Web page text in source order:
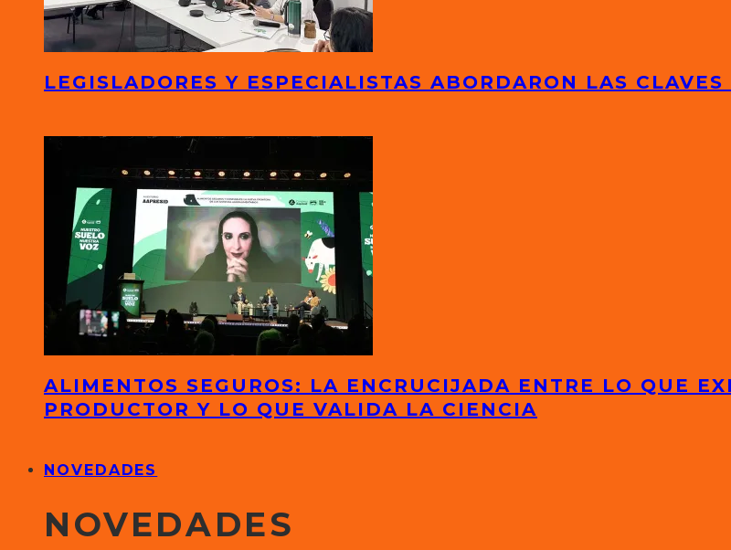
LEGISLADORES Y ESPECIALISTAS ABORDARON LAS
ALIMENTOS SEGUROS: LA ENCRUCIJADA ENTRE LO QUE
PRODUCTOR Y LO QUE VALIDA LA CIENCIA
NOVEDADES
NOVEDADES